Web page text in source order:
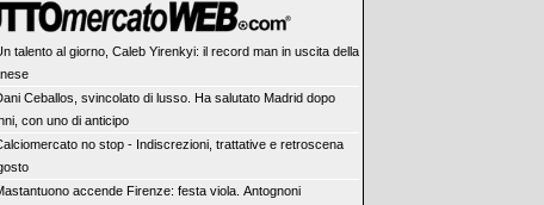
talento al giorno, Caleb Yirenkyi: il record man in uscita della
Ceballos, svincolato di lusso. Ha salutato Madrid dopo
con uno di anticipo
no stop - Indiscrezioni, trattative e retroscena
accende Firenze: festa viola. Antognoni